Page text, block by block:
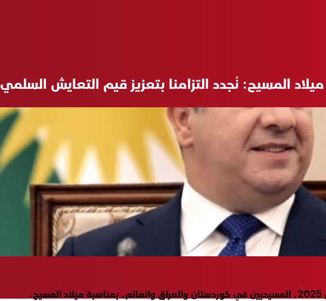
المسيح: نُجدد التزامنا بتعزيز قيم التعايش السلمي